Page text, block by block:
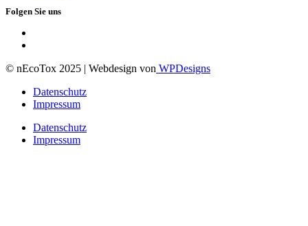
Folgen Sie uns
© nEcoTox 2025 | Webdesign von WPDesigns
Datenschutz
Impressum
Datenschutz
Impressum